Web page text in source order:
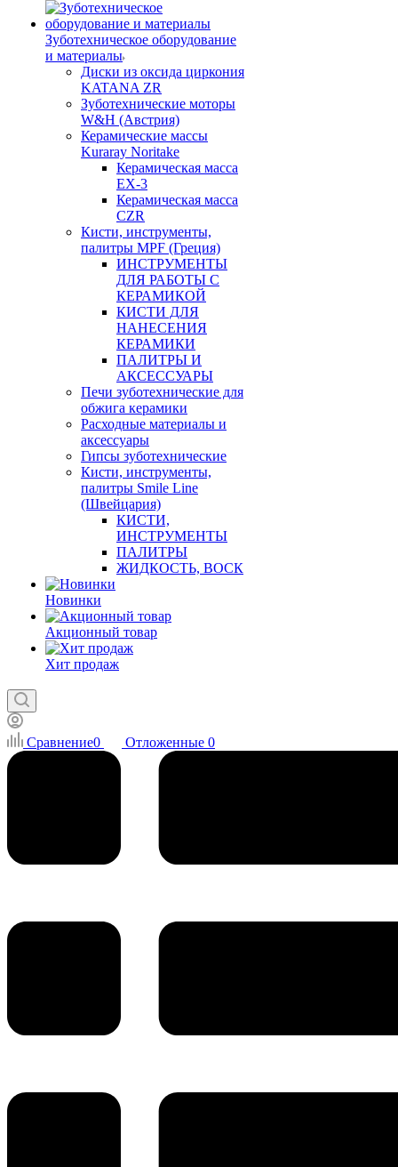
Зуботехническое оборудование
и материалы
Диски из оксида циркония
KATANA ZR
Зуботехнические моторы
W&H (Австрия)
Керамические массы
Kuraray Noritake
Керамическая масса
EX-3
Керамическая масса
CZR
Кисти, инструменты,
палитры MPF (Греция)
ИНСТРУМЕНТЫ
ДЛЯ РАБОТЫ С
КЕРАМИКОЙ
КИСТИ ДЛЯ
НАНЕСЕНИЯ
КЕРАМИКИ
ПАЛИТРЫ И
АКСЕССУАРЫ
Печи зуботехнические для
обжига керамики
Расходные материалы и
аксессуары
Гипсы зуботехнические
Кисти, инструменты,
палитры Smile Line
(Швейцария)
КИСТИ,
ИНСТРУМЕНТЫ
ПАЛИТРЫ
ЖИДКОСТЬ, ВОСК
Новинки
Акционный товар
Хит продаж
Сравнение0 Отложенные 0